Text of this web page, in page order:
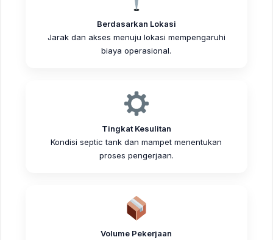
Berdasarkan Lokasi
Jarak dan akses menuju lokasi mempengaruhi
biaya operasional.
Tingkat Kesulitan
Kondisi septic tank dan mampet menentukan
proses pengerjaan.
Volume Pekerjaan